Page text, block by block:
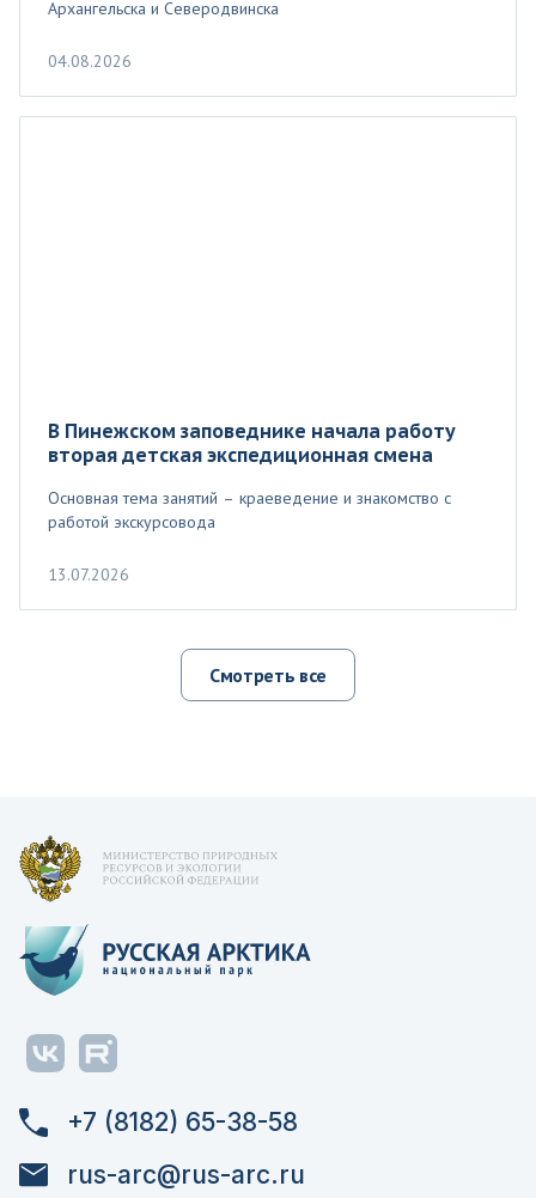
Архангельска и Северодвинска
04.08.2026
В Пинежском заповеднике начала работу
вторая детская экспедиционная смена
Основная тема занятий – краеведение и знакомство с
работой экскурсовода
13.07.2026
Смотреть все
+7 (8182) 65-38-58
rus-arc@rus-arc.ru